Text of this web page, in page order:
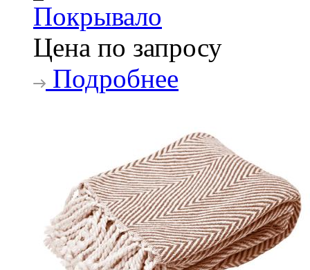
Покрывало
Цена по запросу
Подробнее